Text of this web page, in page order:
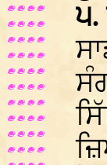
੫.